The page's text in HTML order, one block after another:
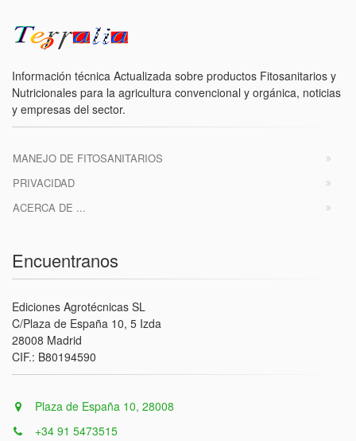
Información técnica Actualizada sobre productos Fitosanitarios y
Nutricionales para la agricultura convencional y orgánica, noticias
y empresas del sector.
MANEJO DE FITOSANITARIOS
PRIVACIDAD
ACERCA DE ...
Encuentranos
Ediciones Agrotécnicas SL
C/Plaza de España 10, 5 Izda
28008 Madrid
CIF.: B80194590
Plaza de España 10, 28008
+34 91 5473515